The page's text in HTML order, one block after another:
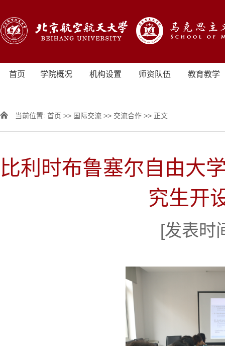
首页 学院概况 机构设置 师资队伍 教育教学
当前位置: 首页 >> 国际交流 >> 交流合作 >> 正文
比利时布鲁塞尔自由大
究生开
[发表时